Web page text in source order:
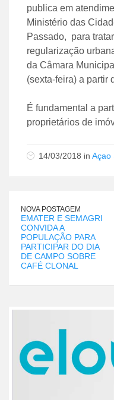
publica em
Ministério das
Passado, para
regularização
da Câmara
(sexta-feira) a partir
É fundamental a
proprietários de
14/03/2018 in Açao
NOVA POSTAGEM
EMATER E SEMAGRI
CONVIDA A
POPULAÇÃO PARA
PARTICIPAR DO DIA
DE CAMPO SOBRE
CAFÉ CLONAL